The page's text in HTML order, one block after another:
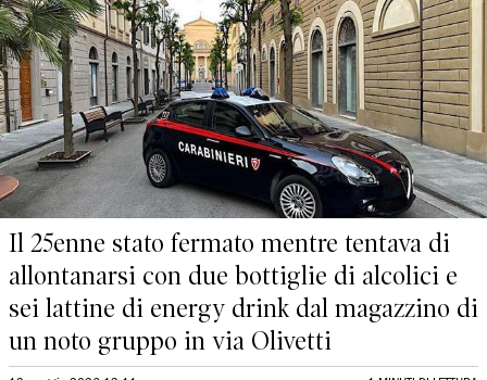
Il 25enne stato fermato mentre tentava di
allontanarsi con due bottiglie di alcolici e
sei lattine di energy drink dal magazzino di
un noto gruppo in via Olivetti